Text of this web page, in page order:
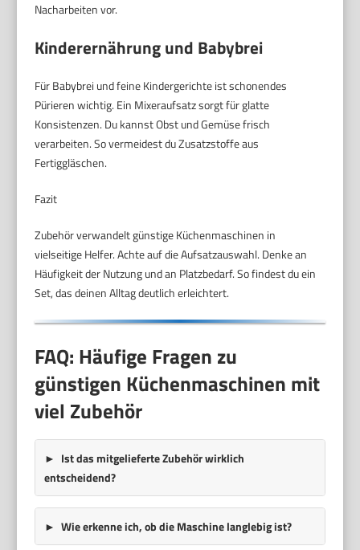
Nacharbeiten vor.
Kinderernährung und Babybrei
Für Babybrei und feine Kindergerichte ist schonendes
Pürieren wichtig. Ein Mixeraufsatz sorgt für glatte
Konsistenzen. Du kannst Obst und Gemüse frisch
verarbeiten. So vermeidest du Zusatzstoffe aus
Fertiggläschen.
Fazit
Zubehör verwandelt günstige Küchenmaschinen in
vielseitige Helfer. Achte auf die Aufsatzauswahl. Denke an
Häufigkeit der Nutzung und an Platzbedarf. So findest du ein
Set, das deinen Alltag deutlich erleichtert.
FAQ: Häufige Fragen zu
günstigen Küchenmaschinen mit
viel Zubehör
Ist das mitgelieferte Zubehör wirklich
entscheidend?
Wie erkenne ich, ob die Maschine langlebig ist?